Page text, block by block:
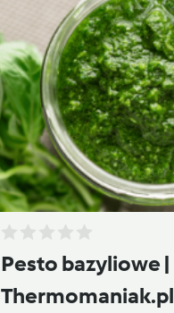
Pesto bazyliowe |
Thermomaniak.pl